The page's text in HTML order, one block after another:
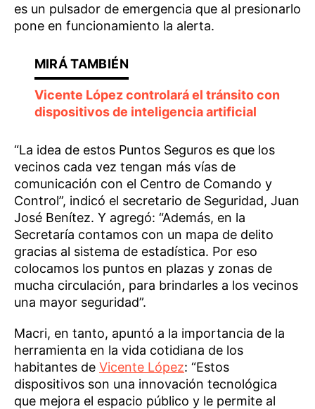
es un pulsador de emergencia que al presionarlo
pone en funcionamiento la alerta.
Vicente López controlará el tránsito con
dispositivos de inteligencia artificial
“La idea de estos Puntos Seguros es que los
vecinos cada vez tengan más vías de
comunicación con el Centro de Comando y
Control”, indicó el secretario de Seguridad, Juan
José Benítez. Y agregó: “Además, en la
Secretaría contamos con un mapa de delito
gracias al sistema de estadística. Por eso
colocamos los puntos en plazas y zonas de
mucha circulación, para brindarles a los vecinos
una mayor seguridad”.
Macri, en tanto, apuntó a la importancia de la
herramienta en la vida cotidiana de los
habitantes de Vicente López: “Estos
dispositivos son una innovación tecnológica
que mejora el espacio público y le permite al